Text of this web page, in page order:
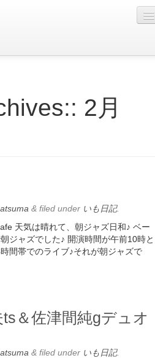
2月
& filed under いも日記.
天気は晴れて、朝ジャズ日和♪ ベー
ジャズでした♪ 開演時間が午前10時と
間帯でのライブ♪それが朝ジャズで
＆佐津間純gデュオ
& filed under いも日記.